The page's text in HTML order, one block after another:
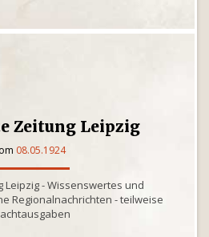
Zeitung Leipzig
08.05.1924
Leipzig - Wissenswertes und
Regionalnachrichten - teilweise